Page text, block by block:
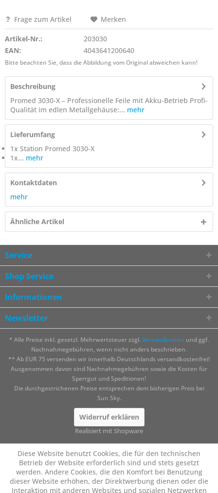
Frage zum Artikel Merken
Artikel-Nr.:
203030
EAN:
4043641200640
Bitte beachten Sie, dass die Abbildung vom Original abweichen kann!
Beschreibung
Promed 3030-X – Professionelle Feile mit Akku-Betrieb Profi-
Qualität im edlen Metallgehäuse:... mehr
Lieferumfang
1x Station Promed 3030-X
1x... mehr
Kontaktdaten
mehr
Ähnliche Artikel
Service
Shop Service
Informationen
Newsletter
* Alle Preise inkl. gesetzl. Mehrwertsteuer zzgl. Versandkosten und ggf.
Nachnahmegebühren, wenn nicht anders beschrieben.
** Ab EUR 75 versenden wir innerhalb Deutschlands versandkostenfrei!
Ausgenommen davon sind Nachnahmegebühren sowie die Kosten für
Sperrgut und Speditionen!
Die durchgestrichenen Preise entsprechen dem bisherigen Preis bei
Sun Sky.
Widerruf erklären
Realisiert mit Shopware
Diese Website benutzt Cookies, die für den technischen
Betrieb der Website erforderlich sind und stets gesetzt
werden. Andere Cookies, die den Komfort bei Benutzung
dieser Website erhöhen, der Direktwerbung dienen oder die
Interaktion mit anderen Websites und sozialen Netzwerken